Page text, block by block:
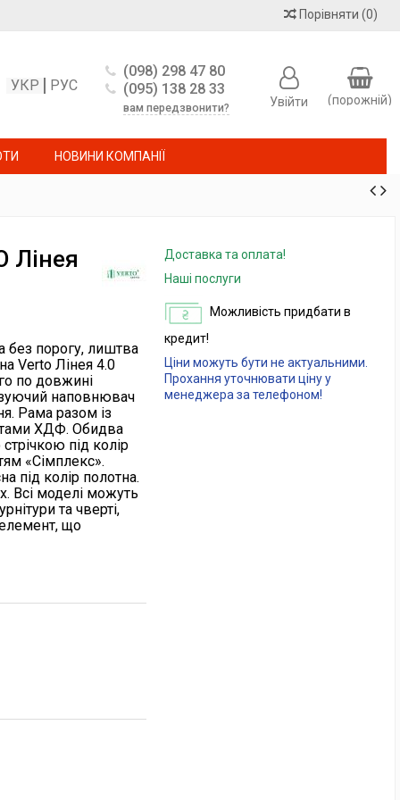
Порівняти (0)
(порожній)
РУС
УКР
(098) 298 47 80
(095) 138 28 33
вам передзвонити? Увійти
НОВИНИ КОМПАНІЇ
Лінея
без порогу, лиштва
Verto Лінея 4.0
по довжині
наповнювач
Рама разом із
ХДФ. Обидва
під колір
«Сімплекс».
під колір полотна.
Всі моделі можуть
та чверті,
що
Доставка та оплата!
Наші послуги
Можливість придбати в
кредит!
Ціни можуть бути не актуальними.
Прохання уточнювати ціну у
менеджера за телефоном!